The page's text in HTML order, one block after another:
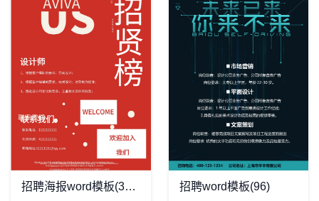
招聘海报word模板(381) 招聘word模板(96)